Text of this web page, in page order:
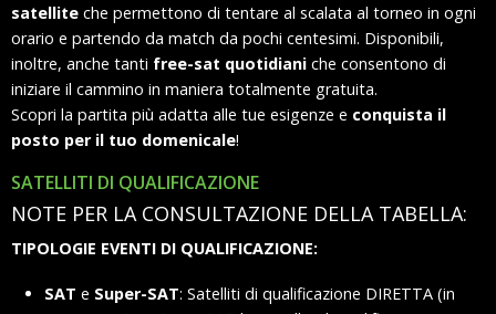
satellite che permettono di tentare al scalata al torneo in ogni
orario e partendo da match da pochi centesimi. Disponibili,
inoltre, anche tanti free-sat quotidiani che consentono di
iniziare il cammino in maniera totalmente gratuita.
Scopri la partita più adatta alle tue esigenze e conquista il
posto per il tuo domenicale!
SATELLITI DI QUALIFICAZIONE
NOTE PER LA CONSULTAZIONE DELLA TABELLA:
TIPOLOGIE EVENTI DI QUALIFICAZIONE:
SAT e Super-SAT: Satelliti di qualificazione DIRETTA (in